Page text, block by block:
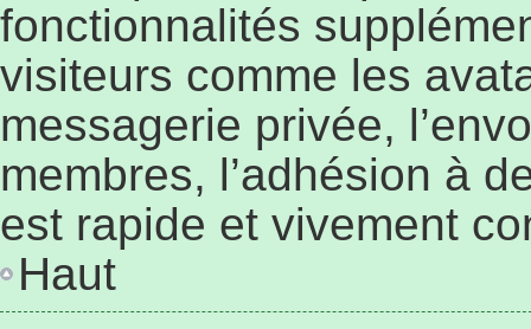
fonctionnalités
visiteurs comme les
messagerie privée,
membres, l’adhésion à
est rapide et vivement
Haut